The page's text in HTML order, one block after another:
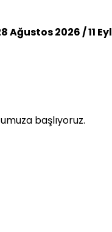
2026 / 11
başlıyoruz.